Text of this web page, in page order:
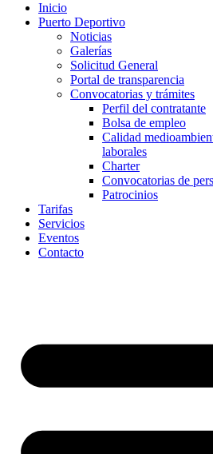
Inicio
Puerto Deportivo
Noticias
Galerías
Solicitud General
Portal de transparencia
Convocatorias y trámites
Perfil del contratante
Bolsa de empleo
Calidad
laborales
Charter
Convocatorias de
Patrocinios
Tarifas
Servicios
Eventos
Contacto